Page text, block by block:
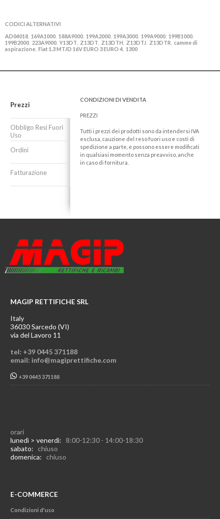
CODICI ALTERNATIVI
AD04018 169A1000 188A9000 199A2000 199A3000 199A9000 199B1000
199B2000 223A9000 Y13DT Z13DT Z13DTH Z13DTJ Z13DTR camme di
aspirazione Fiat 1.3 MTJD 16V EURO 3 EURO 4 1300
Prezzi
Obbligo Resi Fuori
Uso
Ordini
Fatturazione
CONDIZIONI DI VENDITA
PREZZI
Tutti i prezzi dei prodotti sono da intendersi IVA
esclusa, cauzione del reso fuori uso e costi di
spedizione a parte, e possono essere modificati
in qualsiasi momento senza preavviso, anche
in caso di fornitura.
MAGIP RETTIFICHE SRL
Italy
36030 Sarcedo (VI)
via del Lavoro 11
tel: +39 0445 371188
email: info@magiprettifiche.com
+39 0445 371188
orari
lunedì > venerdì: 8:00-12:30 - 14:00-18:30
sabato: chiuso
domenica: chiuso
E-COMMERCE
Condizioni d'uso